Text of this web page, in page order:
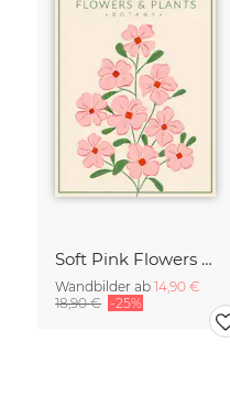
Soft Pink Flowers - Botany no4
Wandbilder ab 14,90 €
18,90 € -25%